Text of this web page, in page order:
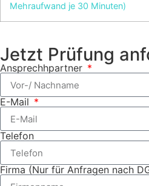
Mehraufwand je 30 Minuten)
Jetzt Prüfung
Ansprechhpartner
E-Mail
Telefon
Firma (Nur für Anfragen nach